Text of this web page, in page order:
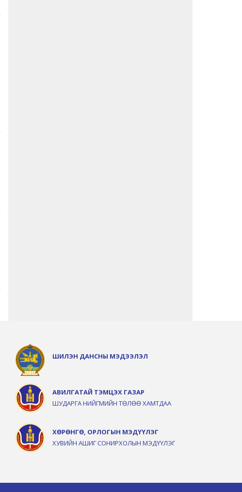
ШИЛЭН ДАНСНЫ МЭДЭЭЛЭЛ
АВИЛГАТАЙ ТЭМЦЭХ ГАЗАР
ШУДАРГА НИЙГМИЙН ТӨЛӨӨ ХАМТДАА
ХӨРӨНГӨ, ОРЛОГЫН МЭДҮҮЛЭГ
ХУВИЙН АШИГ СОНИРХОЛЫН МЭДҮҮЛЭГ